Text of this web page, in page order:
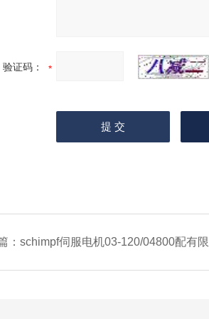
验证码：
：schimpf伺服电机03-120/04800配有限位开关